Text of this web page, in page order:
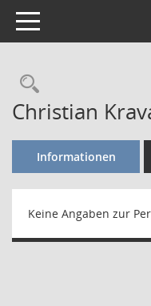
Toggle navigation
Christian
Informationen
Keine Angaben zur